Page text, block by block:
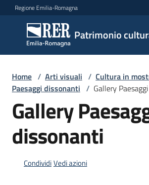
Vai al contenuto
Vai alla navigazione
Vai al footer
Regione Emilia-Romagna
Patrimonio
Patrimonio
culturale
Argomenti
Novità
Servizi
Home / Arti visuali / Cultura in
Paesaggi dissonanti / Gallery
Gallery
dissonanti
CondividiVedi azioni